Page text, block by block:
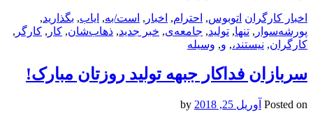
اخبار کارگران اتوبوس, احترام, اخبار , است/به, ایاب, بگذارید,
پورشه‌سوار , تنها, تولید, جامعه‌ی, خبر جدید, ذهاب‌شان, کار , کارگر ,
کارگران, نیستند،, و, وسیله
سربازان فداکار جبهه تولید روزتان مبارک!
Posted on آوریل 25, 2018